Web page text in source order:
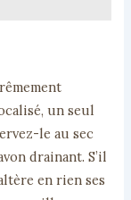
un seul
le au sec
drainant. S’il
en rien ses